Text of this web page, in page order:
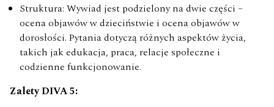
Struktura: Wywiad jest podzielony na dwie części –
ocena objawów w dzieciństwie i ocena objawów w
dorosłości. Pytania dotyczą różnych aspektów życia,
takich jak edukacja, praca, relacje społeczne i
codzienne funkcjonowanie.
Zalety DIVA 5: